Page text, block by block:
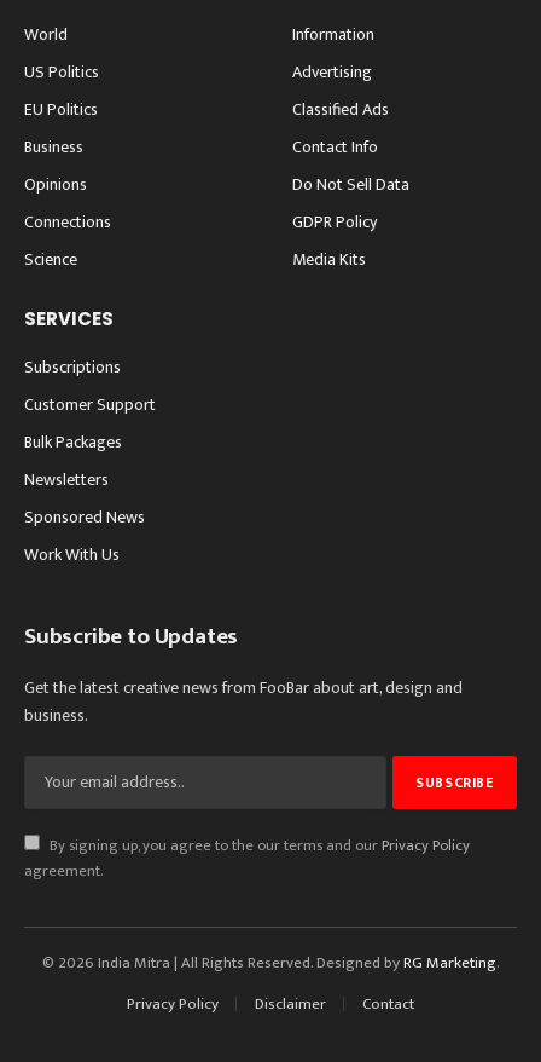
World
US Politics
EU Politics
Business
Opinions
Connections
Science
Information
Advertising
Classified Ads
Contact Info
Do Not Sell Data
GDPR Policy
Media Kits
SERVICES
Subscriptions
Customer Support
Bulk Packages
Newsletters
Sponsored News
Work With Us
Subscribe to Updates
Get the latest creative news from FooBar about art, design and
business.
By signing up, you agree to the our terms and ourPrivacy Policy
agreement.
© 2026 India Mitra | All Rights Reserved. Designed byRG Marketing.
Privacy Policy
Disclaimer Contact